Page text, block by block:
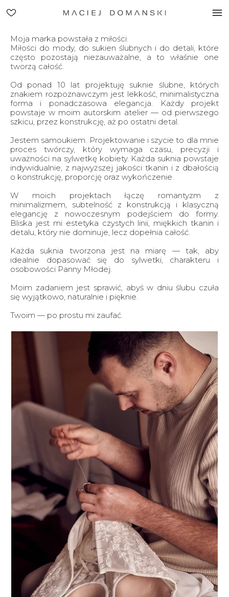
Moja marka powstała z miłości.
Miłości do mody, do sukien ślubnych i do detali, które
często pozostają niezauważalne, a to właśnie one
tworzą całość.
Od ponad 10 lat projektuję suknie ślubne, których
znakiem rozpoznawczym jest lekkość, minimalistyczna
forma i ponadczasowa elegancja. Każdy projekt
powstaje w moim autorskim atelier — od pierwszego
szkicu, przez konstrukcję, aż po ostatni detal.
Jestem samoukiem. Projektowanie i szycie to dla mnie
proces twórczy, który wymaga czasu, precyzji i
uważności na sylwetkę kobiety. Każda suknia powstaje
indywidualnie, z najwyższej jakości tkanin i z dbałością
o konstrukcję, proporcję oraz wykończenie.
W moich projektach łączę romantyzm z
minimalizmem, subtelność z konstrukcją i klasyczną
elegancję z nowoczesnym podejściem do formy.
Bliska jest mi estetyka czystych linii, miękkich tkanin i
detalu, który nie dominuje, lecz dopełnia całość.
Każda suknia tworzona jest na miarę — tak, aby
idealnie dopasować się do sylwetki, charakteru i
osobowości Panny Młodej.
Moim zadaniem jest sprawić, abyś w dniu ślubu czuła
się wyjątkowo, naturalnie i pięknie.
Twoim — po prostu mi zaufać.